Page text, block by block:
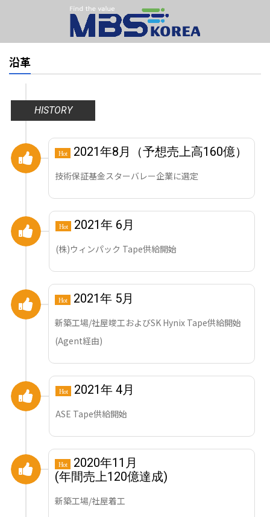
沿革
HISTORY
Hot 2021年8月（予想売上高160億）
技術保証基金スターバレー企業に選定
Hot 2021年 6月
(株)ウィンパック Tape供給開始
Hot 2021年 5月
新築工場/社屋竣工およびSK Hynix Tape供給開始
(Agent経由)
Hot 2021年 4月
ASE Tape供給開始
Hot
2020年11月
(年間売上120億達成)
新築工場/社屋着工